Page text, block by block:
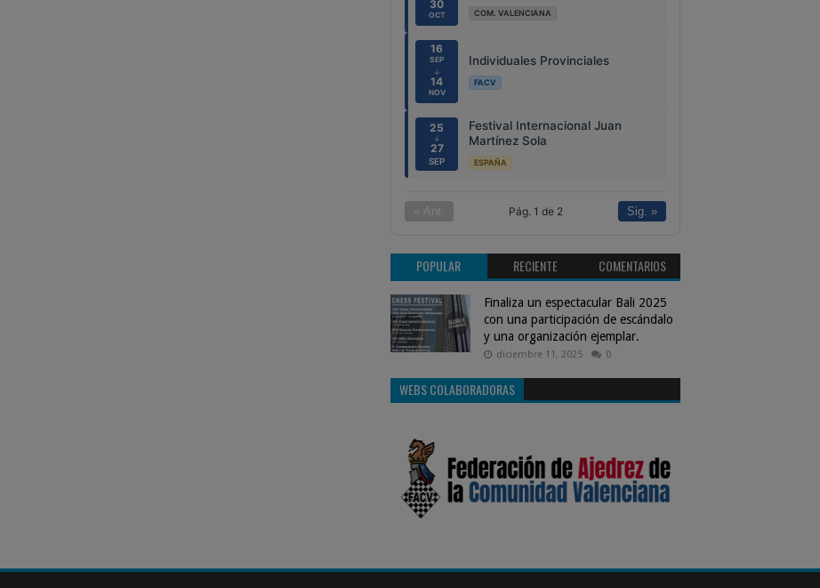
30
OCT COM. VALENCIANA
16
SEP
↓
14
NOV
Individuales Provinciales
FACV
25
↓
27
SEP
Festival Internacional Juan
Martínez Sola
ESPAÑA
« Ant. Pág. 1 de 2 Sig. »
POPULAR RECIENTE COMENTARIOS
Finaliza un espectacular Bali 2025
con una participación de escándalo
y una organización ejemplar.
diciembre 11, 2025 0
WEBS COLABORADORAS